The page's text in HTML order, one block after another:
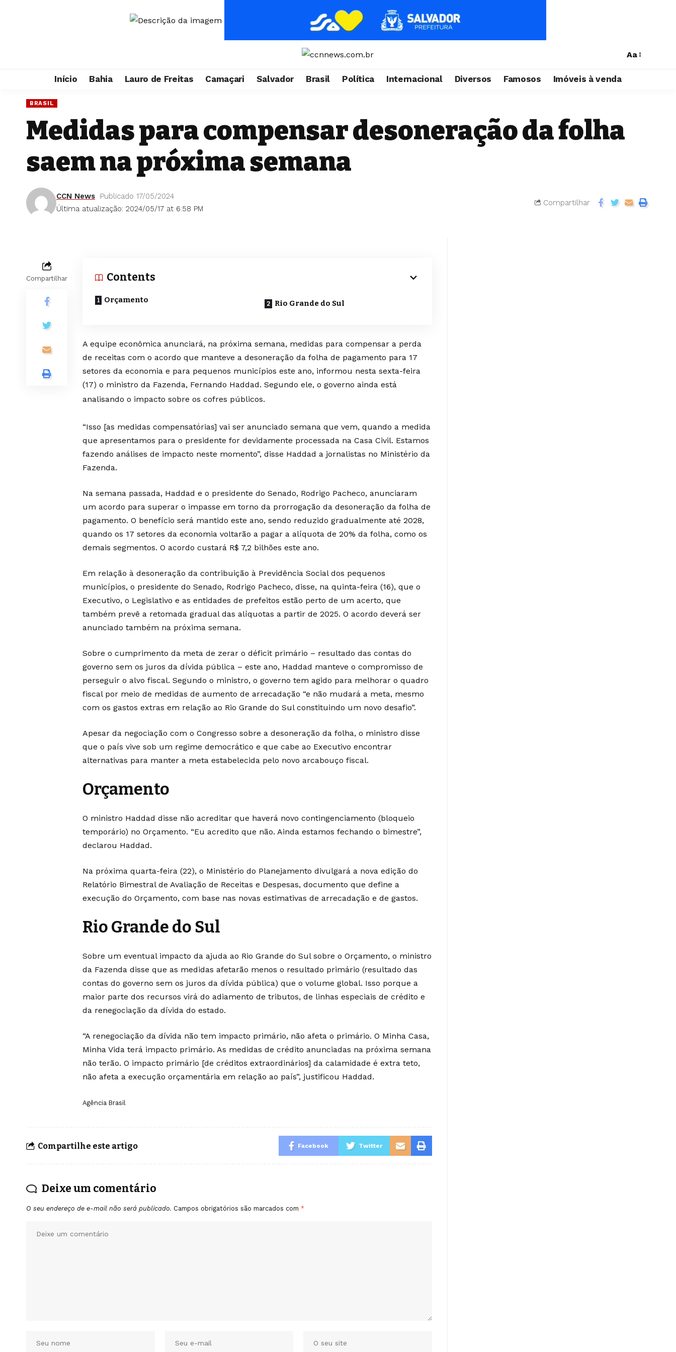
Aa
Início Bahia Lauro de Freitas Camaçari Salvador Brasil Política Internacional Diversos Famosos Imóveis à venda
BRASIL
Medidas para compensar desoneração da folha
saem na próxima semana
Última atualização: 2024/05/17 at 6:58 PM
CCN News Publicado 17/05/2024
Compartilhar
Compartilhar Contents
Orçamento Rio Grande do Sul
A equipe econômica anunciará, na próxima semana, medidas para compensar a perda
de receitas com o acordo que manteve a desoneração da folha de pagamento para 17
setores da economia e para pequenos municípios este ano, informou nesta sexta-feira
(17) o ministro da Fazenda, Fernando Haddad. Segundo ele, o governo ainda está
analisando o impacto sobre os cofres públicos.
“Isso [as medidas compensatórias] vai ser anunciado semana que vem, quando a medida
que apresentamos para o presidente for devidamente processada na Casa Civil. Estamos
fazendo análises de impacto neste momento”, disse Haddad a jornalistas no Ministério da
Fazenda.
Na semana passada, Haddad e o presidente do Senado, Rodrigo Pacheco, anunciaram
um acordo para superar o impasse em torno da prorrogação da desoneração da folha de
pagamento. O benefício será mantido este ano, sendo reduzido gradualmente até 2028,
quando os 17 setores da economia voltarão a pagar a alíquota de 20% da folha, como os
demais segmentos. O acordo custará R$ 7,2 bilhões este ano.
Em relação à desoneração da contribuição à Previdência Social dos pequenos
municípios, o presidente do Senado, Rodrigo Pacheco, disse, na quinta-feira (16), que o
Executivo, o Legislativo e as entidades de prefeitos estão perto de um acerto, que
também prevê a retomada gradual das alíquotas a partir de 2025. O acordo deverá ser
anunciado também na próxima semana.
Sobre o cumprimento da meta de zerar o déficit primário – resultado das contas do
governo sem os juros da dívida pública – este ano, Haddad manteve o compromisso de
perseguir o alvo fiscal. Segundo o ministro, o governo tem agido para melhorar o quadro
fiscal por meio de medidas de aumento de arrecadação “e não mudará a meta, mesmo
com os gastos extras em relação ao Rio Grande do Sul constituindo um novo desafio”.
Apesar da negociação com o Congresso sobre a desoneração da folha, o ministro disse
que o país vive sob um regime democrático e que cabe ao Executivo encontrar
alternativas para manter a meta estabelecida pelo novo arcabouço fiscal.
Orçamento
O ministro Haddad disse não acreditar que haverá novo contingenciamento (bloqueio
temporário) no Orçamento. “Eu acredito que não. Ainda estamos fechando o bimestre”,
declarou Haddad.
Na próxima quarta-feira (22), o Ministério do Planejamento divulgará a nova edição do
Relatório Bimestral de Avaliação de Receitas e Despesas, documento que define a
execução do Orçamento, com base nas novas estimativas de arrecadação e de gastos.
Rio Grande do Sul
Sobre um eventual impacto da ajuda ao Rio Grande do Sul sobre o Orçamento, o ministro
da Fazenda disse que as medidas afetarão menos o resultado primário (resultado das
contas do governo sem os juros da dívida pública) que o volume global. Isso porque a
maior parte dos recursos virá do adiamento de tributos, de linhas especiais de crédito e
da renegociação da dívida do estado.
“A renegociação da dívida não tem impacto primário, não afeta o primário. O Minha Casa,
Minha Vida terá impacto primário. As medidas de crédito anunciadas na próxima semana
não terão. O impacto primário [de créditos extraordinários] da calamidade é extra teto,
não afeta a execução orçamentária em relação ao país”, justificou Haddad.
Agência Brasil
Compartilhe este artigo Facebook Twitter
Deixe um comentário
O seu endereço de e-mail não será publicado. Campos obrigatórios são marcados com *